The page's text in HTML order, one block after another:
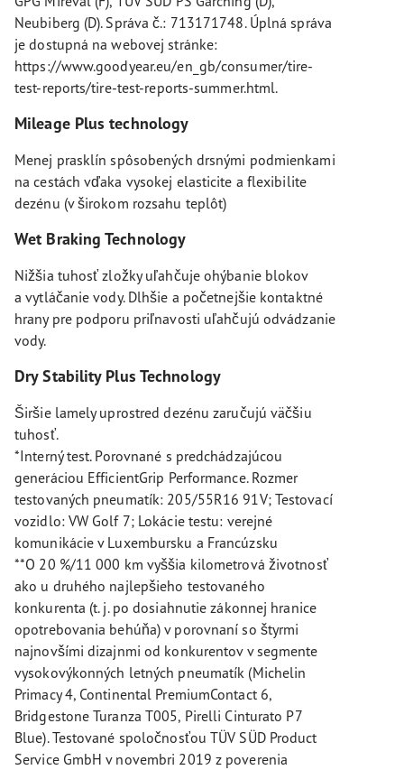
Neubiberg (D). Správa č.: 713171748. Úplná správa
je dostupná na webovej stránke:
https://www.goodyear.eu/en_gb/consumer/tire-
test-reports/tire-test-reports-summer.html.
Mileage Plus technology
Menej prasklín spôsobených drsnými podmienkami
na cestách vďaka vysokej elasticite a flexibilite
dezénu (v širokom rozsahu teplôt)
Wet Braking Technology
Nižšia tuhosť zložky uľahčuje ohýbanie blokov
a vytláčanie vody. Dlhšie a početnejšie kontaktné
hrany pre podporu priľnavosti uľahčujú odvádzanie
vody.
Dry Stability Plus Technology
Širšie lamely uprostred dezénu zaručujú väčšiu
tuhosť.
*Interný test. Porovnané s predchádzajúcou
generáciou EfficientGrip Performance. Rozmer
testovaných pneumatík: 205/55R16 91V; Testovací
vozidlo: VW Golf 7; Lokácie testu: verejné
komunikácie v Luxembursku a Francúzsku
**O 20 %/11 000 km vyššia kilometrová životnosť
ako u druhého najlepšieho testovaného
konkurenta (t. j. po dosiahnutie zákonnej hranice
opotrebovania behúňa) v porovnaní so štyrmi
najnovšími dizajnmi od konkurentov v segmente
vysokovýkonných letných pneumatík (Michelin
Primacy 4, Continental PremiumContact 6,
Bridgestone Turanza T005, Pirelli Cinturato P7
Blue). Testované spoločnosťou TÜV SÜD Product
Service GmbH v novembri 2019 z poverenia